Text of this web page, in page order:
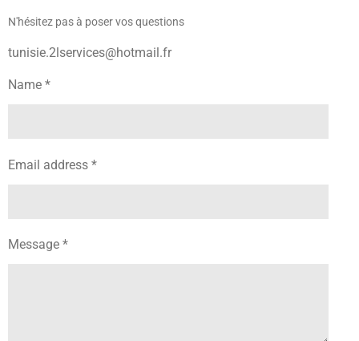
N'hésitez pas à poser vos questions
tunisie.2lservices@hotmail.fr
Name *
Email address *
Message *